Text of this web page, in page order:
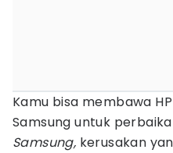
Kamu bisa membawa
Samsung untuk
Samsung, kerusakan